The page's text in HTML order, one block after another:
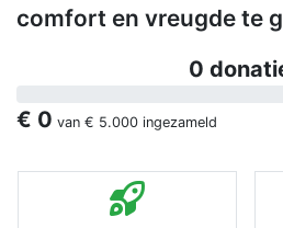
comfort en vreugde te
0
€ 0 van € 5.000 ingezameld